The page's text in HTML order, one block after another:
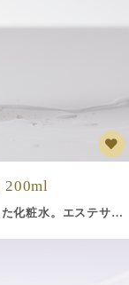
200ml
スノーヴァのプラセンタ原液『クラサ』を配合した化粧水。エステサロンの施術コースのために開発された、みずみずしい感触の化粧水。プラセンタ原液「クラサ」をはじめ、肌荒れを防ぎ、紫外線ダメージから肌を守るトウキンセンカ花エキス、抵抗力のある肌を維持するセイヨウノコギリソウエキスなどを配合。お肌を落ち着かせ、ハリとうるおいを与えます。1本で約2ヶ月分ご使用いただけます。